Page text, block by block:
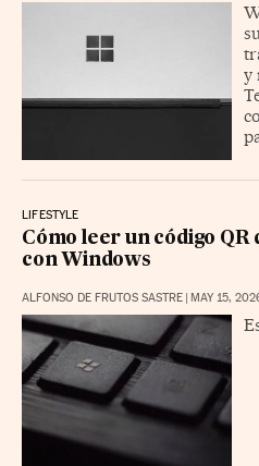
y
LIFESTYLE
Cómo leer un código
con Windows
ALFONSO DE FRUTOS SASTRE | MAY 15,